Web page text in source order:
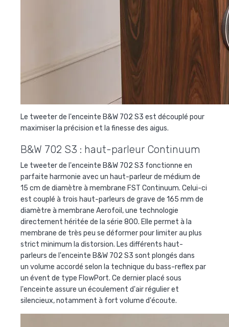
Le tweeter de l'enceinte B&W 702 S3 est découplé pour
maximiser la précision et la finesse des aigus.
B&W 702 S3 : haut-parleur Continuum
Le tweeter de l'enceinte B&W 702 S3 fonctionne en
parfaite harmonie avec un haut-parleur de médium de
15 cm de diamètre à membrane FST Continuum. Celui-ci
est couplé à trois haut-parleurs de grave de 165 mm de
diamètre à membrane Aerofoil, une technologie
directement héritée de la série 800. Elle permet à la
membrane de très peu se déformer pour limiter au plus
strict minimum la distorsion. Les différents haut-
parleurs de l'enceinte B&W 702 S3 sont plongés dans
un volume accordé selon la technique du bass-reflex par
un évent de type FlowPort. Ce dernier placé sous
l'enceinte assure un écoulement d'air régulier et
silencieux, notamment à fort volume d'écoute.